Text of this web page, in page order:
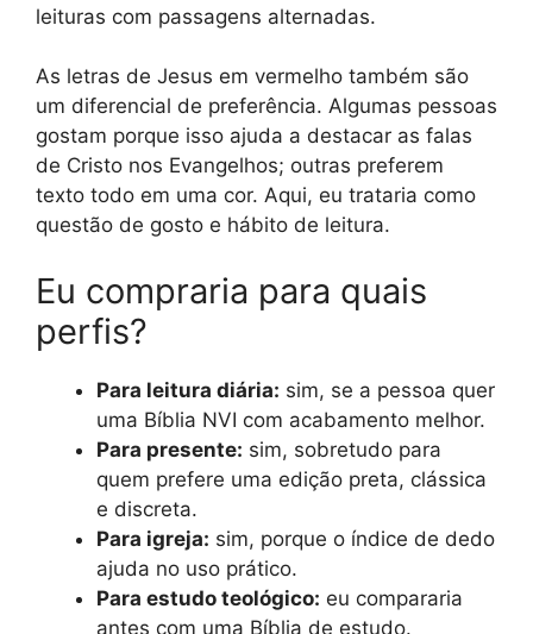
leituras com passagens alternadas.
As letras de Jesus em vermelho também são
um diferencial de preferência. Algumas pessoas
gostam porque isso ajuda a destacar as falas
de Cristo nos Evangelhos; outras preferem
texto todo em uma cor. Aqui, eu trataria como
questão de gosto e hábito de leitura.
Eu compraria para quais
perfis?
Para leitura diária: sim, se a pessoa quer
uma Bíblia NVI com acabamento melhor.
Para presente: sim, sobretudo para
quem prefere uma edição preta, clássica
e discreta.
Para igreja: sim, porque o índice de dedo
ajuda no uso prático.
Para estudo teológico: eu compararia
antes com uma Bíblia de estudo.